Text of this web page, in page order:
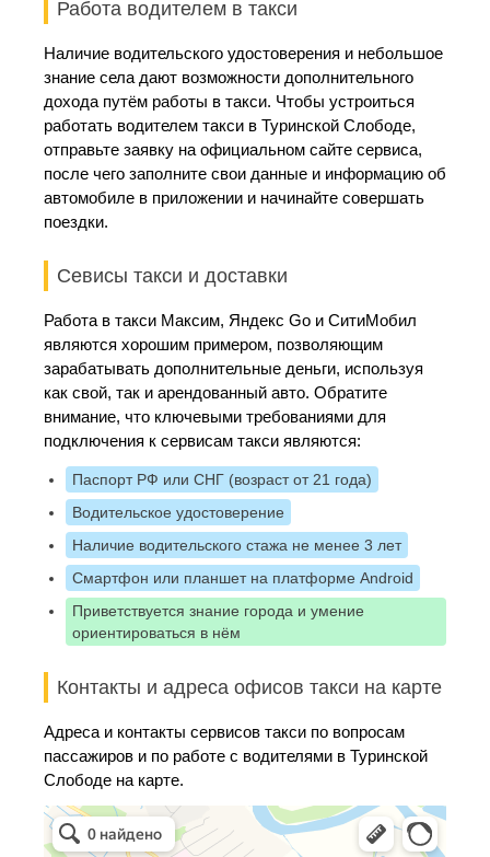
Работа водителем в такси
Наличие водительского удостоверения и небольшое
знание села дают возможности дополнительного
дохода путём работы в такси. Чтобы устроиться
работать водителем такси в Туринской Слободе,
отправьте заявку на официальном сайте сервиса,
после чего заполните свои данные и информацию об
автомобиле в приложении и начинайте совершать
поездки.
Севисы такси и доставки
Работа в такси Максим, Яндекс Go и СитиМобил
являются хорошим примером, позволяющим
зарабатывать дополнительные деньги, используя
как свой, так и арендованный авто. Обратите
внимание, что ключевыми требованиями для
подключения к сервисам такси являются:
Паспорт РФ или СНГ (возраст от 21 года)
Водительское удостоверение
Наличие водительского стажа не менее 3 лет
Смартфон или планшет на платформе Android
Приветствуется знание города и умение
ориентироваться в нём
Контакты и адреса офисов такси на карте
Адреса и контакты сервисов такси по вопросам
пассажиров и по работе с водителями в Туринской
Слободе на карте.